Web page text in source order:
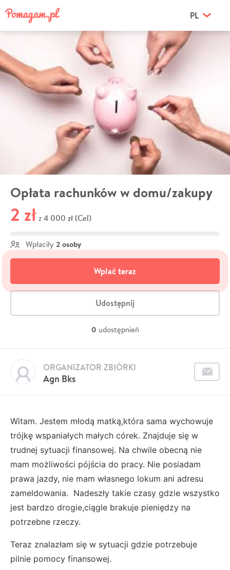
PL
Opłata rachunków w domu/zakupy
2 zł z 4 000 zł (Cel)
Wpłaciły 2 osoby
Wpłać teraz
Udostępnij
0 udostępnień
Agn Bks
ORGANIZATOR ZBIÓRKI
Witam. Jestem młodą matką,która sama wychowuje
trójkę wspaniałych małych córek. Znajduje się w
trudnej sytuacji finansowej. Na chwile obecną nie
mam możliwości pójścia do pracy. Nie posiadam
prawa jazdy, nie mam własnego lokum ani adresu
zameldowania. Nadeszły takie czasy gdzie wszystko
jest bardzo drogie,ciągle brakuje pieniędzy na
potrzebne rzeczy.
Teraz znalazłam się w sytuacji gdzie potrzebuje
pilnie pomocy finansowej.